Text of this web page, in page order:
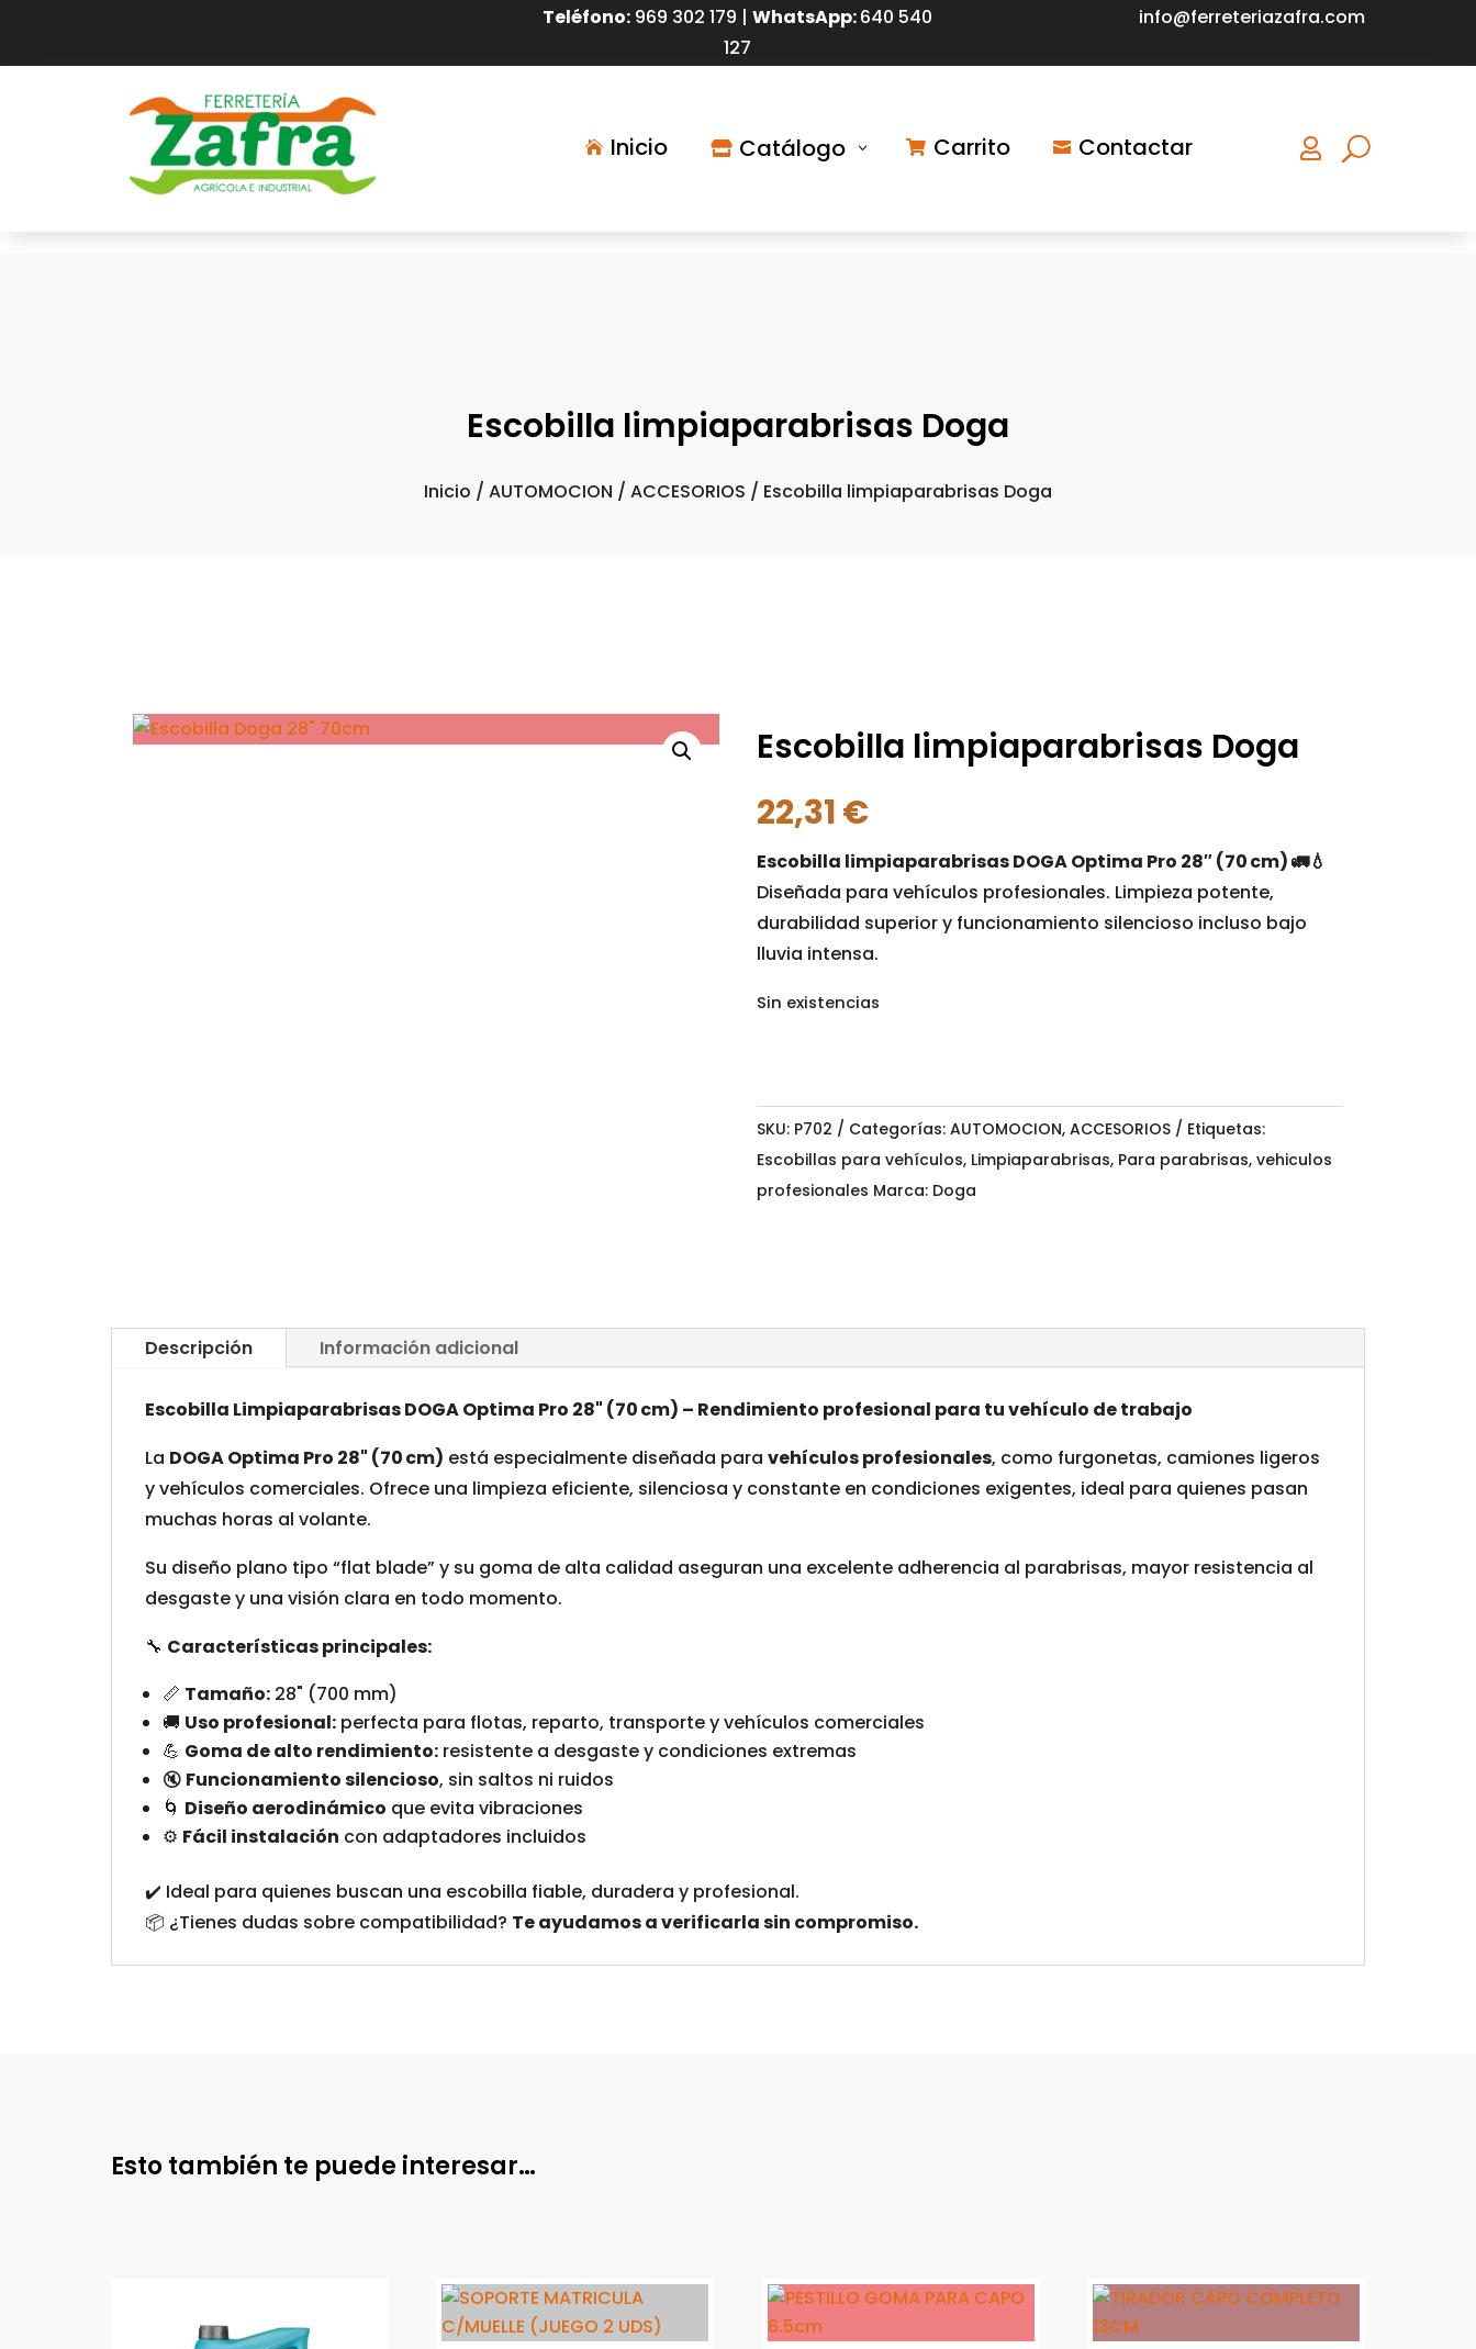
Teléfono: 969 302 179 |WhatsApp:640 540
127
info@ferreteriazafra.com
 Inicio  Catálogo 3  Carrito  Contactar 
Escobilla limpiaparabrisas Doga
Inicio / AUTOMOCION / ACCESORIOS / Escobilla limpiaparabrisas Doga
Escobilla limpiaparabrisas Doga
22,31€
Escobilla limpiaparabrisas DOGA Optima Pro 28″ (70 cm) 🚛💧
Diseñada para vehículos profesionales. Limpieza potente,
durabilidad superior y funcionamiento silencioso incluso bajo
lluvia intensa.
Sin existencias
SKU: P702 Categorías: AUTOMOCION, ACCESORIOS
Etiquetas:
Escobillas para vehículos, Limpiaparabrisas, Para parabrisas, vehiculos
profesionales Marca: Doga
Descripción Información adicional
Escobilla Limpiaparabrisas DOGA Optima Pro 28" (70 cm) – Rendimiento profesional para tu vehículo de trabajo
La DOGA Optima Pro 28" (70 cm) está especialmente diseñada para vehículos profesionales, como furgonetas, camiones ligeros
y vehículos comerciales. Ofrece una limpieza eficiente, silenciosa y constante en condiciones exigentes, ideal para quienes pasan
muchas horas al volante.
Su diseño plano tipo “flat blade” y su goma de alta calidad aseguran una excelente adherencia al parabrisas, mayor resistencia al
desgaste y una visión clara en todo momento.
🔧 Características principales:
📏 Tamaño:28" (700 mm)
🚚 Uso profesional:perfecta para flotas, reparto, transporte y vehículos comerciales
💪 Goma de alto rendimiento:resistente a desgaste y condiciones extremas
🔇 Funcionamiento silencioso, sin saltos ni ruidos
🌀 Diseño aerodinámico que evita vibraciones
⚙️ Fácil instalación con adaptadores incluidos
✔️ Ideal para quienes buscan una escobilla fiable, duradera y profesional.
📦 ¿Tienes dudas sobre compatibilidad? Te ayudamos a verificarla sin compromiso.
Esto también te puede interesar…